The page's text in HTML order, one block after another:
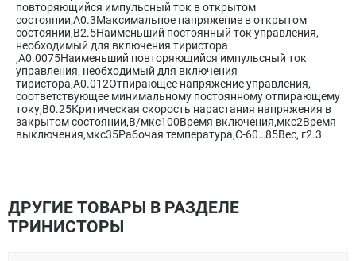
повторяющийся импульсный ток в открытом
состоянии,А0.3Максимальное напряжение в открытом
состоянии,В2.5Наименьший постоянный ток управления,
необходимый для включения тиристора
,А0.0075Наименьший повторяющийся импульсный ток
управления, необходимый для включения
тиристора,А0.012Отпирающее напряжение управления,
соответствующее минимальному постоянному отпирающему
току,В0.25Критическая скорость нарастания напряжения в
закрытом состоянии,В/мкс100Время включения,мкс2Время
выключения,мкс35Рабочая температура,C-60…85Вес, г2.3
ДРУГИЕ ТОВАРЫ В РАЗДЕЛЕ
ТРИНИСТОРЫ